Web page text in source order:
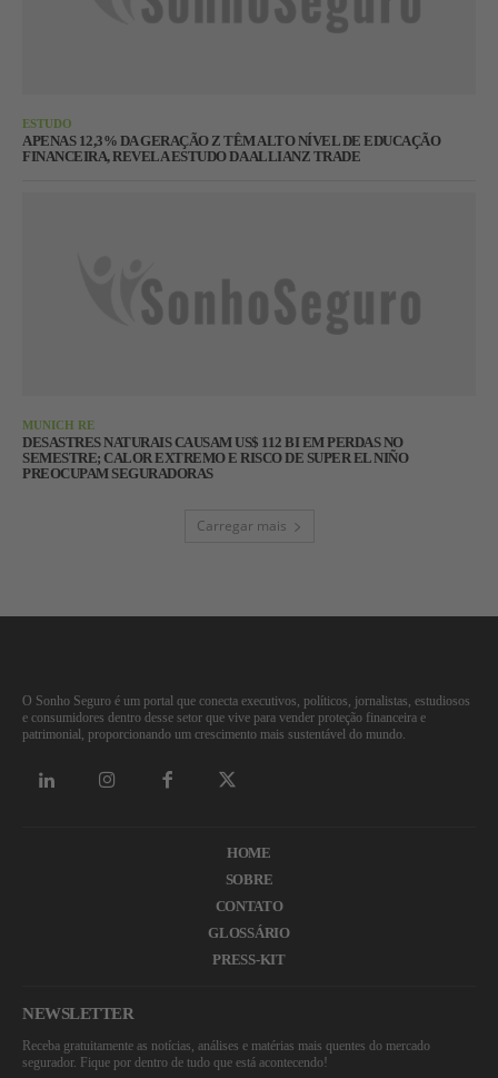
ESTUDO
APENAS 12,3% DA GERAÇÃO Z TÊM ALTO NÍVEL DE EDUCAÇÃO
FINANCEIRA, REVELA ESTUDO DA ALLIANZ TRADE
MUNICH RE
DESASTRES NATURAIS CAUSAM US$ 112 BI EM PERDAS NO
SEMESTRE; CALOR EXTREMO E RISCO DE SUPER EL NIÑO
PREOCUPAM SEGURADORAS
Carregar mais
O Sonho Seguro é um portal que conecta executivos, políticos, jornalistas, estudiosos
e consumidores dentro desse setor que vive para vender proteção financeira e
patrimonial, proporcionando um crescimento mais sustentável do mundo.
HOME
SOBRE
CONTATO
GLOSSÁRIO
PRESS-KIT
NEWSLETTER
Receba gratuitamente as notícias, análises e matérias mais quentes do mercado
segurador. Fique por dentro de tudo que está acontecendo!